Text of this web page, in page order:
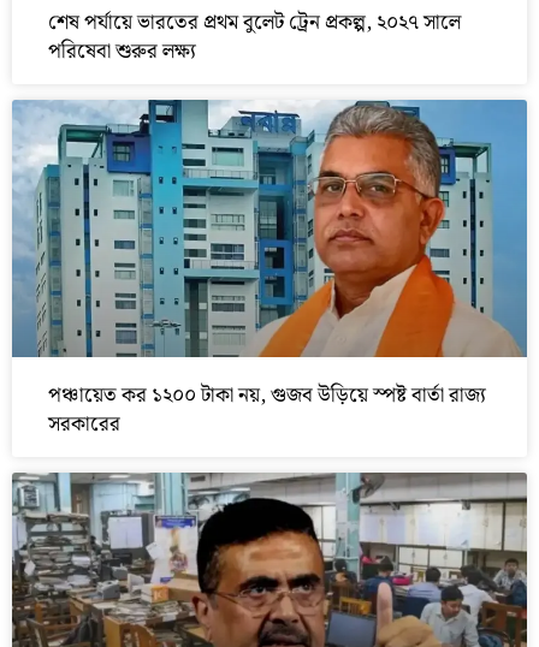
শেষ পর্যায়ে ভারতের প্রথম বুলেট ট্রেন প্রকল্প, ২০২৭ সালে
পরিষেবা শুরুর লক্ষ্য
পঞ্চায়েত কর ১২০০ টাকা নয়, গুজব উড়িয়ে স্পষ্ট বার্তা রাজ্য
সরকারের